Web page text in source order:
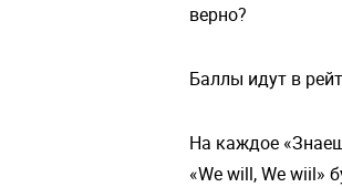
верно?
Баллы идут в
На каждое
«We will, We wiil»